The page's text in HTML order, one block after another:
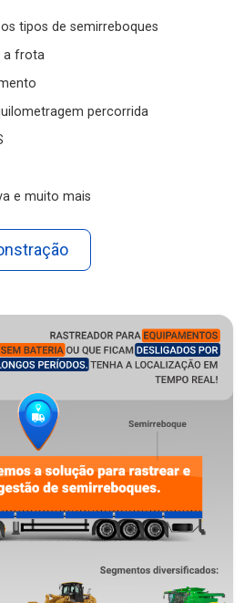
tipos de semirreboques
a frota
percorrida
e muito mais